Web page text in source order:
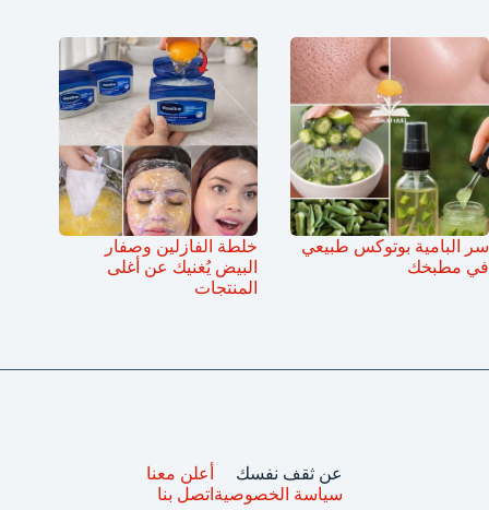
سر البامية بوتوكس طبيعي
في مطبخك
خلطة الفازلين وصفار
البيض يُغنيك عن أغلى
المنتجات
عن ثقف نفسك
سياسة الخصوصية
أعلن معنا
اتصل بنا